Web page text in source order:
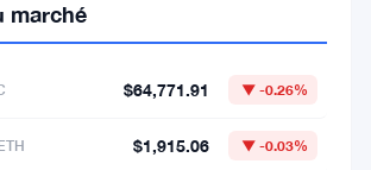
marché
$64,771.91 ▼ -0.26%
$1,915.06 ▼ -0.03%